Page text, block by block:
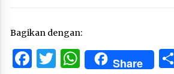
Bagikan dengan:
Facebook
Twitter
WhatsApp
Share